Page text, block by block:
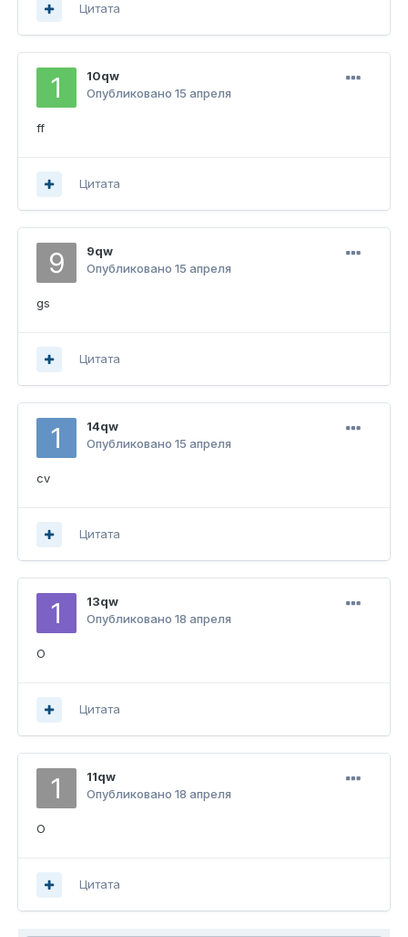
Цитата
10qw
Опубликовано 15 апреля
ff
Цитата
9qw
Опубликовано 15 апреля
gs
Цитата
14qw
Опубликовано 15 апреля
cv
Цитата
13qw
Опубликовано 18 апреля
О
Цитата
11qw
Опубликовано 18 апреля
О
Цитата